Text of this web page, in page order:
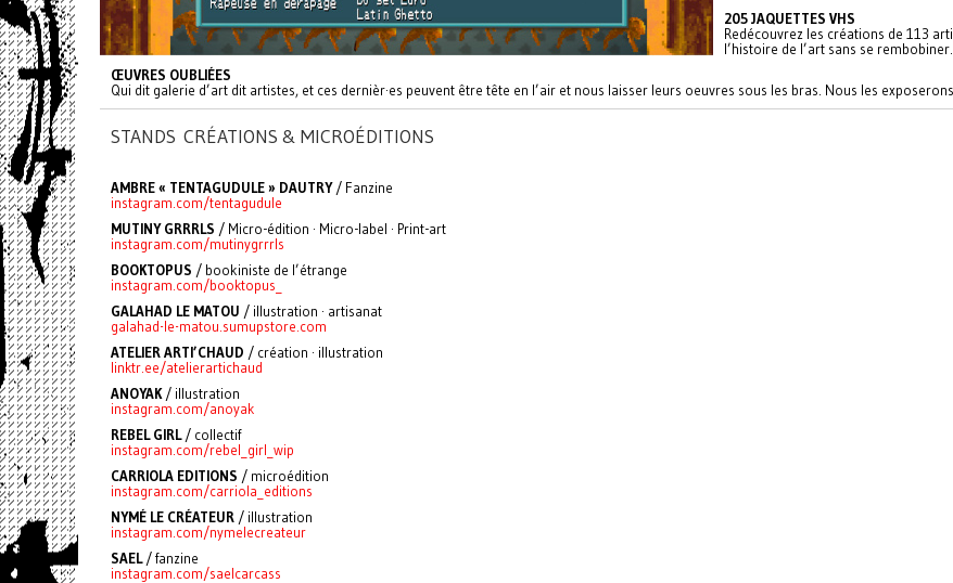
205 JAQUETTES VHS
Redécouvrez les créations de 113
l’histoire de l’art sans se rembobiner.
ŒUVRES OUBLIÉES
Qui dit galerie d’art dit artistes, et ces dernièr·es peuvent être tête en l’air et nous laisser leurs oeuvres sous les bras. Nous les
STANDS CRÉATIONS & MICROÉDITIONS
AMBRE « TENTAGUDULE » DAUTRY/ Fanzine
instagram.com/tentagudule
MUTINY GRRRLS / Micro-édition · Micro-label · Print-art
instagram.com/mutinygrrrls
BOOKTOPUS / bookiniste de l’étrange
instagram.com/booktopus_
GALAHAD LE MATOU / illustration · artisanat
galahad-le-matou.sumupstore.com
ATELIER ARTI’CHAUD / création · illustration
linktr.ee/atelierartichaud
ANOYAK/ illustration
instagram.com/anoyak
REBEL GIRL/ collectif
instagram.com/rebel_girl_wip
CARRIOLA EDITIONS / microédition
instagram.com/carriola_editions
NYMÉ LE CRÉATEUR / illustration
instagram.com/nymelecreateur
SAEL/ fanzine
instagram.com/saelcarcass